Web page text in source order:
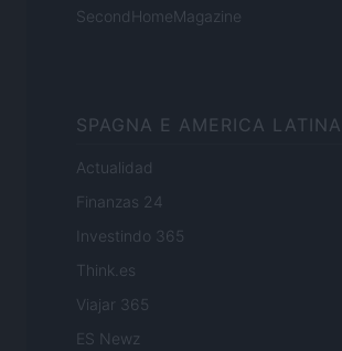
SecondHomeMagazine
SPAGNA E AMERICA LATINA
Actualidad
Finanzas 24
Investindo 365
Think.es
Viajar 365
ES Newz